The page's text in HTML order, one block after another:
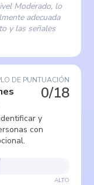
Moderado, lo
adecuada
y las señales
DE PUNTUACIÓN
0/18
y
con
ALTO